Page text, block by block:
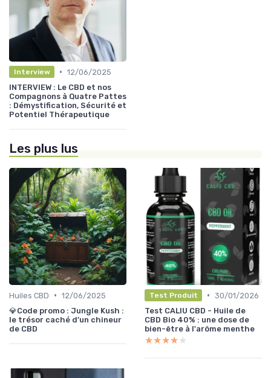
Interview • 12/06/2025
INTERVIEW : Le CBD et nos
Compagnons à Quatre Pattes
: Démystification, Sécurité et
Potentiel Thérapeutique
Les plus lus
Huiles CBD • 12/06/2025
💎Code promo : Jungle Kush :
le trésor caché d’un chineur
de CBD
Test Produit • 30/01/2026
Test CALIU CBD - Huile de
CBD Bio 40% : une dose de
bien-être à l'arôme menthe
★★★★★
★★★★★